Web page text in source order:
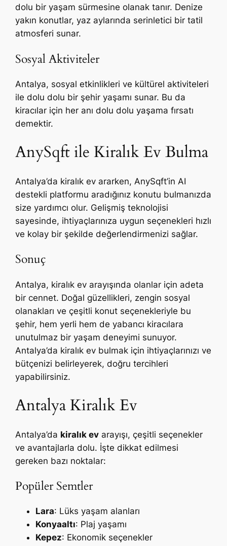
dolu bir yaşam sürmesine olanak tanır. Denize
yakın konutlar, yaz aylarında serinletici bir tatil
atmosferi sunar.
Sosyal Aktiviteler
Antalya, sosyal etkinlikleri ve kültürel aktiviteleri
ile dolu dolu bir şehir yaşamı sunar. Bu da
kiracılar için her anı dolu dolu yaşama fırsatı
demektir.
AnySqft ile Kiralık Ev Bulma
Antalya’da kiralık ev ararken, AnySqft’in AI
destekli platformu aradığınız konutu bulmanızda
size yardımcı olur. Gelişmiş teknolojisi
sayesinde, ihtiyaçlarınıza uygun seçenekleri hızlı
ve kolay bir şekilde değerlendirmenizi sağlar.
Sonuç
Antalya, kiralık ev arayışında olanlar için adeta
bir cennet. Doğal güzellikleri, zengin sosyal
olanakları ve çeşitli konut seçenekleriyle bu
şehir, hem yerli hem de yabancı kiracılara
unutulmaz bir yaşam deneyimi sunuyor.
Antalya’da kiralık ev bulmak için ihtiyaçlarınızı ve
bütçenizi belirleyerek, doğru tercihleri
yapabilirsiniz.
Antalya Kiralık Ev
Antalya’da kiralık ev arayışı, çeşitli seçenekler
ve avantajlarla dolu. İşte dikkat edilmesi
gereken bazı noktalar:
Popüler Semtler
Lara: Lüks yaşam alanları
Konyaaltı: Plaj yaşamı
Kepez: Ekonomik seçenekler